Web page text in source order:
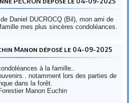
Daniel DUCROCQ (Bil), mon ami de
mes plus sincères condoléances.
Manon déposé le 04-09-2025
à la famille..
notamment lors des parties de
dans la forêt.
Manon Euchin